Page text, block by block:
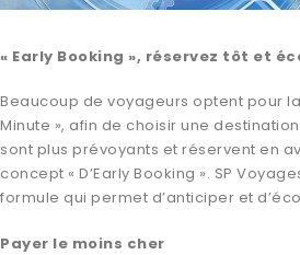
« Early Booking », réservez tôt et
Beaucoup de voyageurs optent pour
Minute », afin de choisir une
sont plus prévoyants et réservent en
concept « D’Early Booking ». SP
formule qui permet d’anticiper et
Payer le moins cher